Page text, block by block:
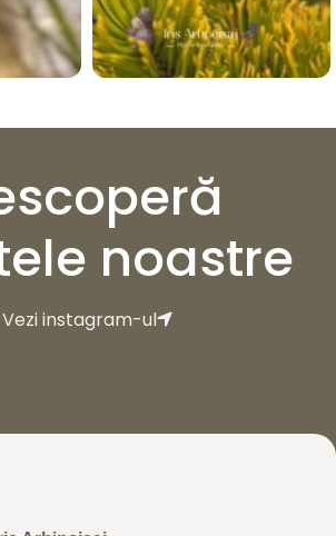
noastre
Vezi instagram-ul